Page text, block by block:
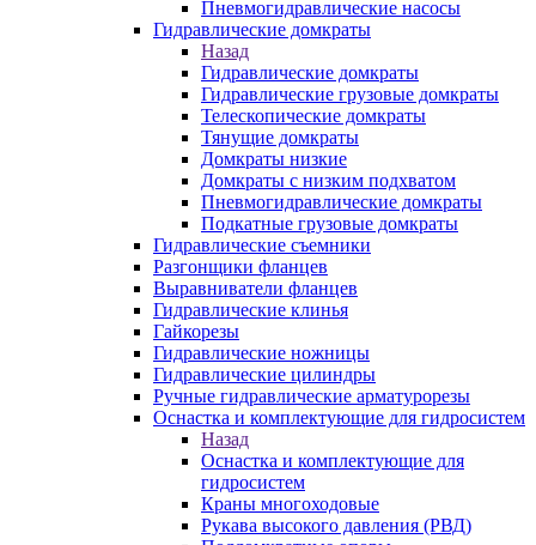
Пневмогидравлические насосы
Гидравлические домкраты
Назад
Гидравлические домкраты
Гидравлические грузовые домкраты
Телескопические домкраты
Тянущие домкраты
Домкраты низкие
Домкраты с низким подхватом
Пневмогидравлические домкраты
Подкатные грузовые домкраты
Гидравлические съемники
Разгонщики фланцев
Выравниватели фланцев
Гидравлические клинья
Гайкорезы
Гидравлические ножницы
Гидравлические цилиндры
Ручные гидравлические арматурорезы
Оснастка и комплектующие для гидросистем
Назад
Оснастка и комплектующие для
гидросистем
Краны многоходовые
Рукава высокого давления (РВД)